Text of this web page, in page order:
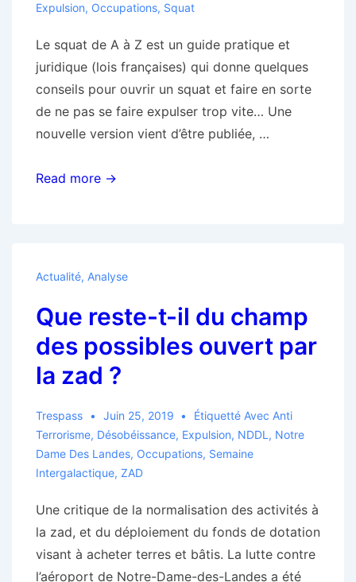
Expulsion, Occupations, Squat
Le squat de A à Z est un guide pratique et
juridique (lois françaises) qui donne quelques
conseils pour ouvrir un squat et faire en sorte
de ne pas se faire expulser trop vite… Une
nouvelle version vient d’être publiée, …
Le
:
mise
à
jour
Read more →
Actualité, Analyse
Que reste-t-il du champ
des possibles ouvert par
la zad ?
Trespass Juin 25, 2019 Étiquetté Avec Anti
Terrorisme, Désobéissance, Expulsion, NDDL , Notre
Dame Des Landes, Occupations, Semaine
Intergalactique, ZAD
Une critique de la normalisation des activités à
la zad, et du déploiement du fonds de dotation
visant à acheter terres et bâtis. La lutte contre
l’aéroport de Notre-Dame-des-Landes a été